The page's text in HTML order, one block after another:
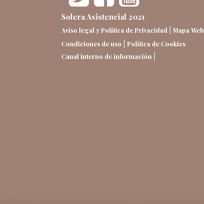
Solera Asistencial 2021
Aviso legal y Política de Privacidad Mapa Web
Condiciones de uso
Política de Cookies
Canal interno de información